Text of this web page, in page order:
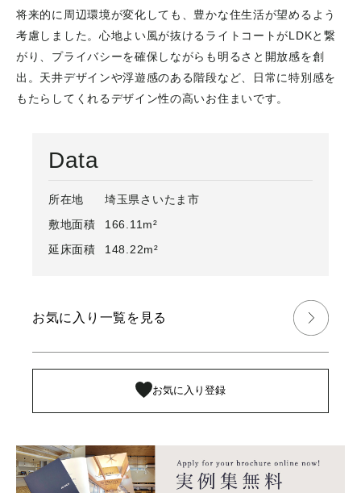
将来的に周辺環境が変化しても、豊かな住生活が望めるよう
考慮しました。心地よい風が抜けるライトコートがLDKと繋
がり、プライバシーを確保しながらも明るさと開放感を創
出。天井デザインや浮遊感のある階段など、日常に特別感を
もたらしてくれるデザイン性の高いお住まいです。
Data
所在地
埼玉県さいたま市
敷地面積
166.11m²
延床面積
148.22m²
お気に入り登録
お気に入り一覧を見る